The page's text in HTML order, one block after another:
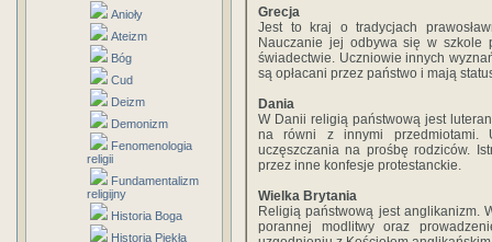
Anioły
Ateizm
Bóg
Cud
Deizm
Demonizm
Fenomenologia
religii
Fundamentalizm
religijny
Historia Boga
Historia Piekła
Grecja
Jest to kraj o tradycjach
Nauczanie jej odbywa się w szkole
świadectwie. Uczniowie innych
są opłacani przez państwo i mają
Dania
W Danii religią państwową jest
na równi z innymi przedmiotami.
uczęszczania na prośbę rodziców.
przez inne konfesje protestanckie.
Wielka Brytania
Religią państwową jest anglikanizm.
porannej modlitwy oraz